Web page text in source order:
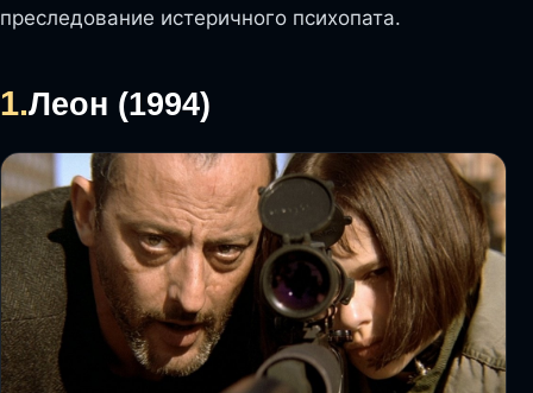
преследование истеричного психопата.
1.Леон (1994)